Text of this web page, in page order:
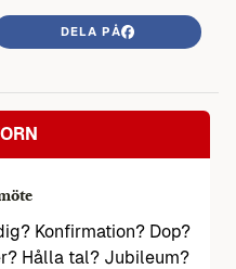
DELA PÅ
Konfirmation? Dop?
Hålla tal? Jubileum?